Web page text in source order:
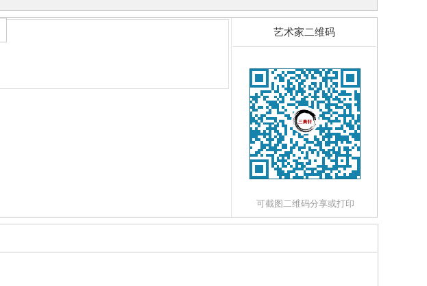
艺术家二维码
可截图二维码分享或打印